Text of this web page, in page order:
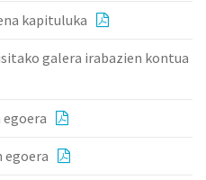
kapituluka
galera irabazien kontua
egoera
egoera